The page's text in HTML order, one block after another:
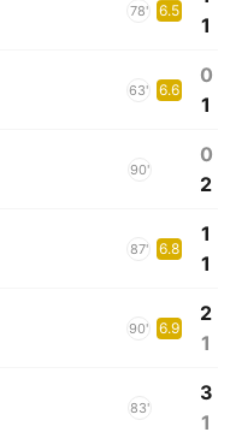
78' 6.5
1
63' 6.6
0
1
90'
0
2
87' 6.8
1
1
90' 6.9
2
1
83'
3
1